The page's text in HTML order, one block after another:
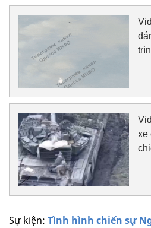
Sự kiện: Tình hình chiến sự
xe